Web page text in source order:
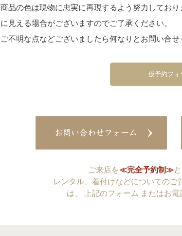
商品の色は現物に忠実に再現するよう努力してお
に見える場合がございますのでご了承ください。
ご不明な点などございましたら何なりとお問い合せ
仮予約フォ
ご来店を≪完全予約制≫
レンタル、着付けなどについてのご
は、 上記のフォーム またはお電